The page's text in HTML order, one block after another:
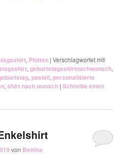
, Plotten |Verschlagwortet mit
,geburtstagsshirtnachwunsch,
,pastell,personalisierte
,shirt nach wunsch |Schreibe einen
von Bettina